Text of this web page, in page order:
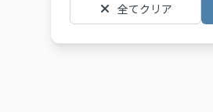
全てクリア